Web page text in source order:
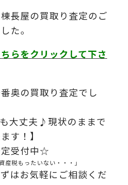
長屋の買取り査定のご
た。
らをクリックして下さ
奥の買取り査定でし
も大丈夫♪現状のままで
す！】
受付中☆
産税もったいない・・・」
はお気軽にご相談くだ